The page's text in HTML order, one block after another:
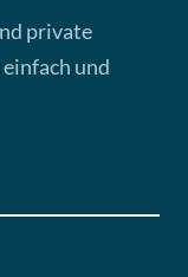
private
und